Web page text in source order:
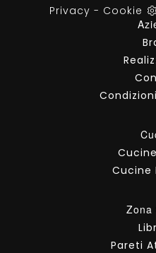
Privacy - Cookie
Cucine
Zona
Pareti